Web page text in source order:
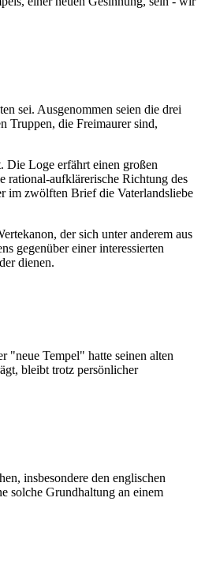
sei. Ausgenommen seien die drei
Truppen, die Freimaurer sind,
Die Loge erfährt einen großen
rational-aufklärerische Richtung des
im zwölften Brief die Vaterlandsliebe
der sich unter anderem aus
gegenüber einer interessierten
dienen.
"neue Tempel" hatte seinen alten
bleibt trotz persönlicher
insbesondere den englischen
solche Grundhaltung an einem